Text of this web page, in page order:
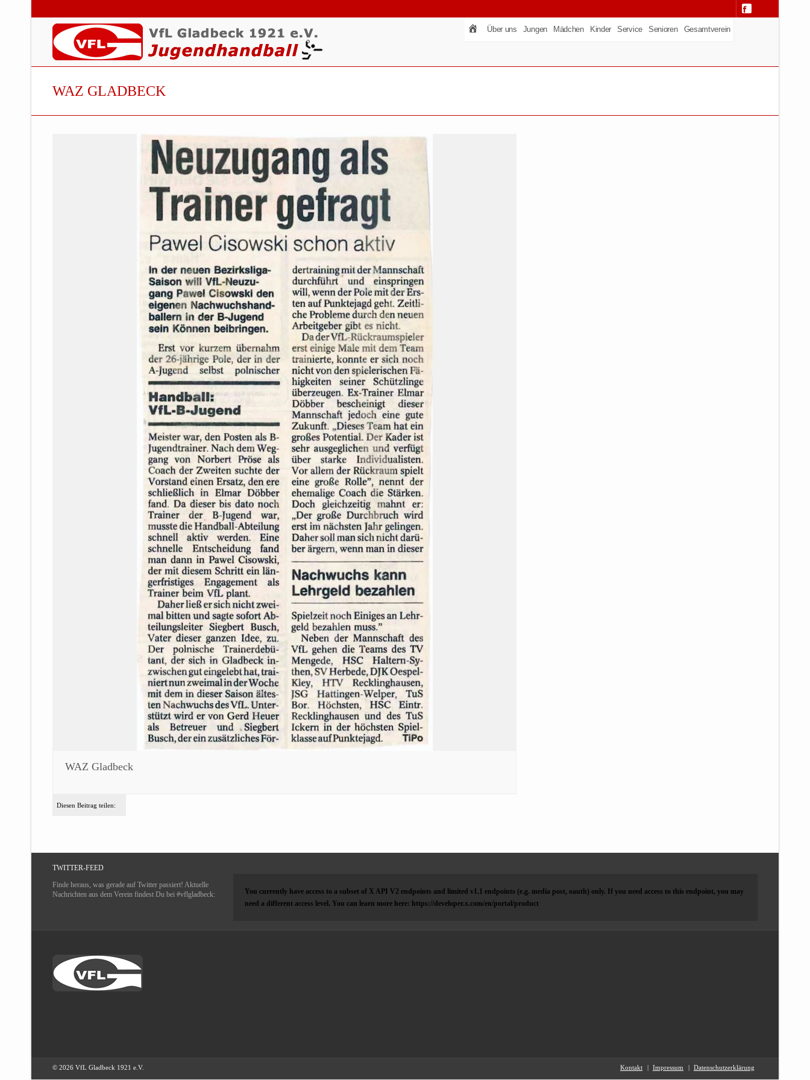
Über uns Jungen Mädchen Kinder Service Senioren Gesamtverein
WAZ GLADBECK
WAZ Gladbeck
Diesen Beitrag teilen:
TWITTER-FEED
Finde heraus, was gerade auf Twitter passiert! Aktuelle
Nachrichten aus dem Verein findest Du bei #vflgladbeck:
You currently have access to a subset of X API V2 endpoints and limited v1.1 endpoints (e.g. media post, oauth) only. If you need access to this endpoint, you may
need a different access level. You can learn more here: https://developer.x.com/en/portal/product
© 2026 VfL Gladbeck 1921 e.V. Kontakt Impressum Datenschutzerklärung